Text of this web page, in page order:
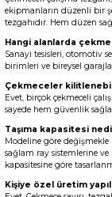
ekipmanların düzenli bir
tezgahıdır. Hem düzen
Hangi alanlarda
Sanayi tesisleri, otomotiv
birimleri ve bireysel
Çekmeceler
Evet, birçok çekmeceli
sayede hem güvenlik
Taşıma kapasitesi
Modeline göre değişmekle
sağlam ray sistemlerine
kapasitesine göre
Kişiye özel üretim